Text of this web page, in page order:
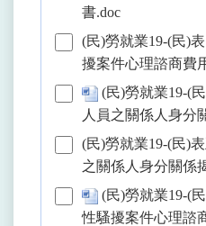
書.doc
(民)勞就業19-(民)
擾案件心理諮商費
(民)勞就業19-(
人員之關係人身分
(民)勞就業19-(民)
之關係人身分關係
(民)勞就業19-(
性騷擾案件心理諮